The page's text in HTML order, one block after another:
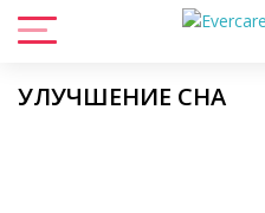
УЛУЧШЕНИЕ СНА